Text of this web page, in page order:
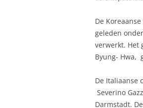
De
geleden
verwerkt. Het
Byung- Hwa,
De Italiaanse
Severino
Darmstadt.